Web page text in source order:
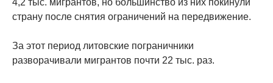
страну после снятия ограничений на передвижение.
За этот период литовские пограничники
разворачивали мигрантов почти 22 тыс. раз.